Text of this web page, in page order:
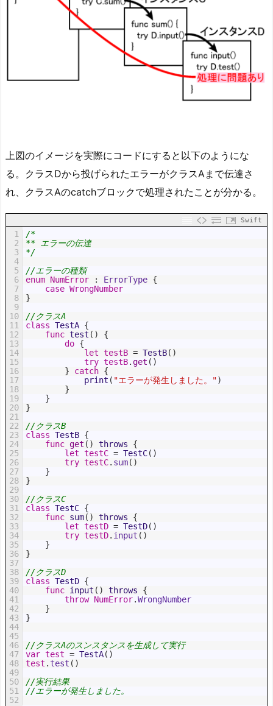
上図のイメージを実際にコードにすると以下のようにな
る。クラスDから投げられたエラーがクラスAまで伝達さ
れ、クラスAのcatchブロックで処理されたことが分かる。
Swift
1
2
3
4
5
6
7
8
9
10
11
12
13
14
15
16
17
18
19
20
21
22
23
24
25
26
27
28
29
30
31
32
33
34
35
36
37
38
39
40
41
42
43
44
45
46
47
48
49
50
51
52
/*
** エラーの伝達
*/
//エラーの種類
enum NumError : ErrorType {
case WrongNumber
}
//クラスA
class TestA {
func test ( )
{
do {
let testB = TestB( )
try testB.get ( )
}
catch {
print ( "エラーが発生しました。")
}
}
}
//クラスB
class TestB {
func get ( ) throws
{
let testC = TestC( )
try testC. sum( )
}
}
//クラスC
class TestC {
func sum( ) throws
{
let testD = TestD( )
try testD. input ( )
}
}
//クラスD
class TestD {
func input ( ) throws
{
throw NumError.WrongNumber
}
}
//クラスAのスンスタンスを生成して実行
var test = TestA( )
test . test ( )
//実行結果
//エラーが発生しました。